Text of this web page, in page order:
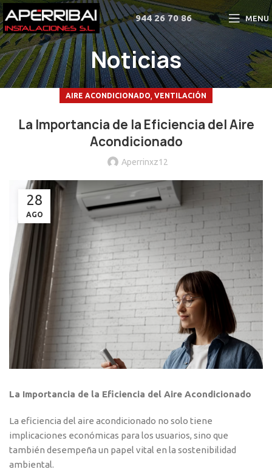
944 26 70 86 MENU
Noticias
AIRE ACONDICIONADO, VENTILACIÓN
La Importancia de la Eficiencia del Aire
Acondicionado
Aperrinxz12
28
AGO
La Importancia de la Eficiencia del Aire Acondicionado
La eficiencia del aire acondicionado no solo tiene
implicaciones económicas para los usuarios, sino que
también desempeña un papel vital en la sostenibilidad
ambiental.